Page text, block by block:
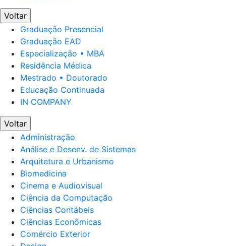
Voltar
Graduação Presencial
Graduação EAD
Especialização • MBA
Residência Médica
Mestrado • Doutorado
Educação Continuada
IN COMPANY
Voltar
Administração
Análise e Desenv. de Sistemas
Arquitetura e Urbanismo
Biomedicina
Cinema e Audiovisual
Ciência da Computação
Ciências Contábeis
Ciências Econômicas
Comércio Exterior